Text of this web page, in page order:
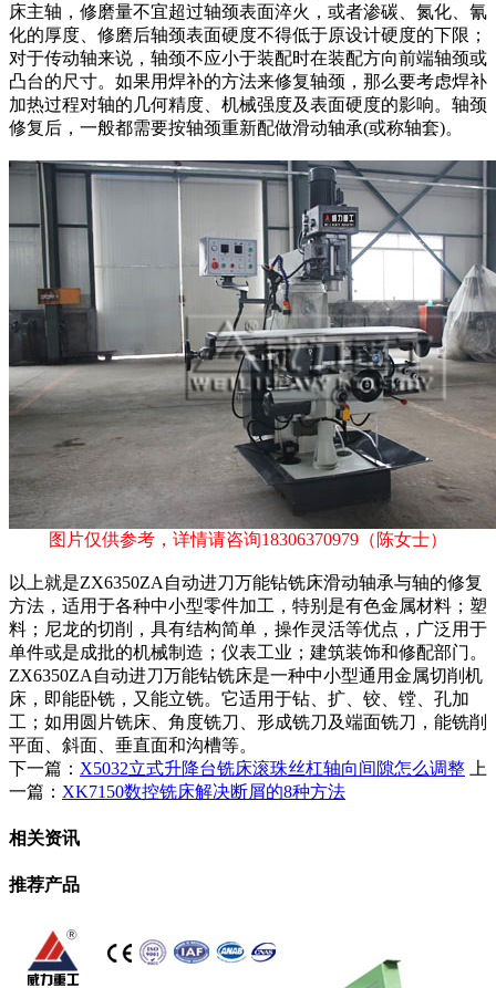
床主轴，修磨量不宜超过轴颈表面淬火，或者渗碳、氮化、氰
化的厚度、修磨后轴颈表面硬度不得低于原设计硬度的下限；
对于传动轴来说，轴颈不应小于装配时在装配方向前端轴颈或
凸台的尺寸。如果用焊补的方法来修复轴颈，那么要考虑焊补
加热过程对轴的几何精度、机械强度及表面硬度的影响。轴颈
修复后，一般都需要按轴颈重新配做滑动轴承(或称轴套)。
图片仅供参考，详情请咨询18306370979 （陈女士）
以上就是ZX6350ZA自动进刀万能钻铣床滑动轴承与轴的修复
方法，适用于各种中小型零件加工，特别是有色金属材料；塑
料；尼龙的切削，具有结构简单，操作灵活等优点，广泛用于
单件或是成批的机械制造；仪表工业；建筑装饰和修配部门。
ZX6350ZA自动进刀万能钻铣床是一种中小型通用金属切削机
床，即能卧铣，又能立铣。它适用于钻、扩、铰、镗、孔加
工；如用圆片铣床、角度铣刀、形成铣刀及端面铣刀，能铣削
平面、斜面、垂直面和沟槽等。
下一篇： X5032立式升降台铣床滚珠丝杠轴向间隙怎么调整
上
一篇： XK7150数控铣床解决断屑的8种方法
相关资讯
推荐产品